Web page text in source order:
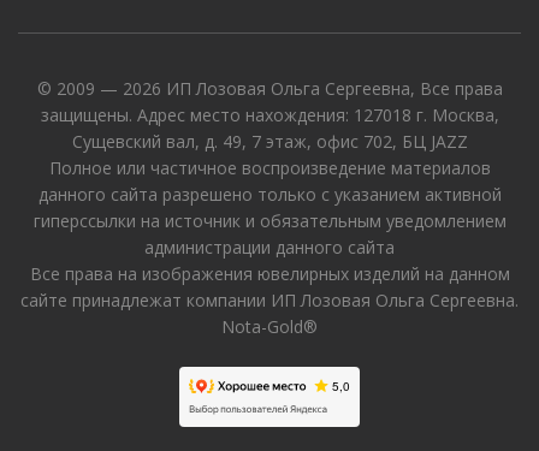
© 2009 — 2026 ИП Лозовая Ольга Сергеевна, Все права
защищены. Адрес место нахождения: 127018 г. Москва,
Сущевский вал, д. 49, 7 этаж, офис 702, БЦ JAZZ
Полное или частичное воспроизведение материалов
данного сайта разрешено только с указанием активной
гиперссылки на источник и обязательным уведомлением
администрации данного сайта
Все права на изображения ювелирных изделий на данном
сайте принадлежат компании ИП Лозовая Ольга Сергеевна.
Nota-Gold®